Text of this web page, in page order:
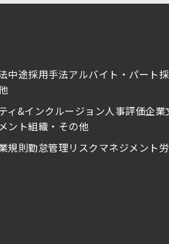
中途採用手法アルバイト・パート
ィ&インクルージョン人事評価企業
ント組織・その他
規則勤怠管理リスクマネジメント